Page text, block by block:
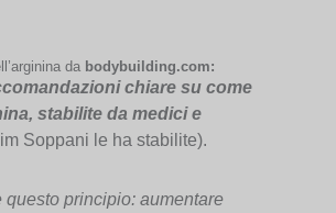
da bodybuilding.com:
chiare su come
stabilite da medici e
Soppani le ha stabilite).
questo principio: aumentare